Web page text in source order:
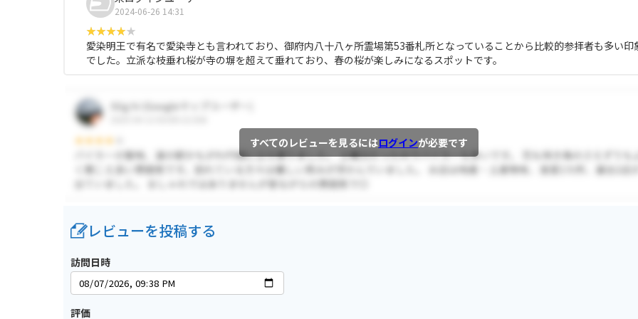
2024-06-26 14:31
愛染明王で有名で愛染寺とも言われており、御府内八十八ヶ所霊場第53番札所となっていることから比較的参拝者も多い印
でした。立派な枝垂れ桜が寺の塀を超えて垂れており、春の桜が楽しみになるスポットです。
すべてのレビューを見るにはログインが必要です
レビューを投稿する
訪問日時
評価